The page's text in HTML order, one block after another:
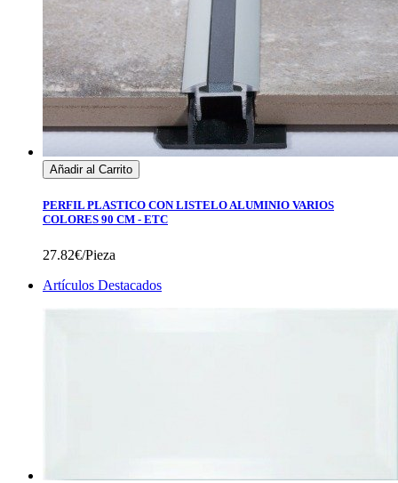
Añadir al Carrito
PERFIL PLASTICO CON LISTELO ALUMINIO VARIOS
COLORES 90 CM - ETC
27.82€/Pieza
Artículos Destacados